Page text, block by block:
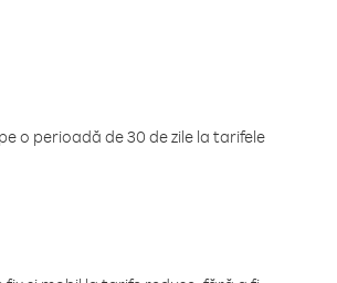
o perioadă de 30 de zile la tarifele